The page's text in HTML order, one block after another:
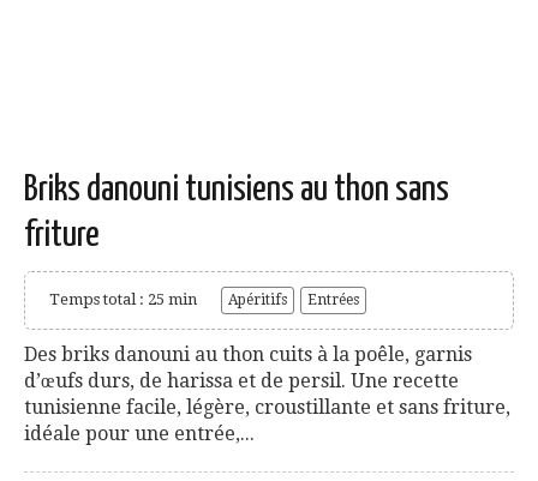
Briks danouni tunisiens au thon sans
friture
Temps total : 25 min Apéritifs Entrées
Des briks danouni au thon cuits à la poêle, garnis
d’œufs durs, de harissa et de persil. Une recette
tunisienne facile, légère, croustillante et sans friture,
idéale pour une entrée,...